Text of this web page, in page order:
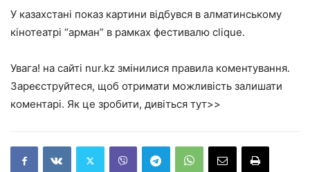
У казахстані показ картини відбувся в алматинському
кінотеатрі “арман” в рамках фестивалю clique.
Увага! на сайті nur.kz змінилися правила коментування.
Зареєструйтеся, щоб отримати можливість залишати
коментарі. Як це зробити, дивіться тут>>